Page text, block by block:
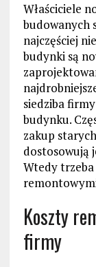
Właściciele
budowanych
najczęściej
budynki są
siedziba
budynku.
zakup
dostosowują
Wtedy
Koszty
firmy